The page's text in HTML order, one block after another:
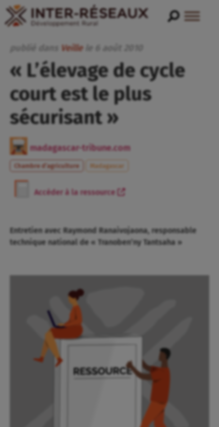
publié dans Veille le août
« L’élevage de cycle
court est le plus
sécurisant »
madagascar-tribune.com
Chambre d’agriculture Madagascar
Accéder à la ressource
Entretien avec Raymond Ranaivojaona, responsable
technique national de « Tranoben’ny Tantsaha »